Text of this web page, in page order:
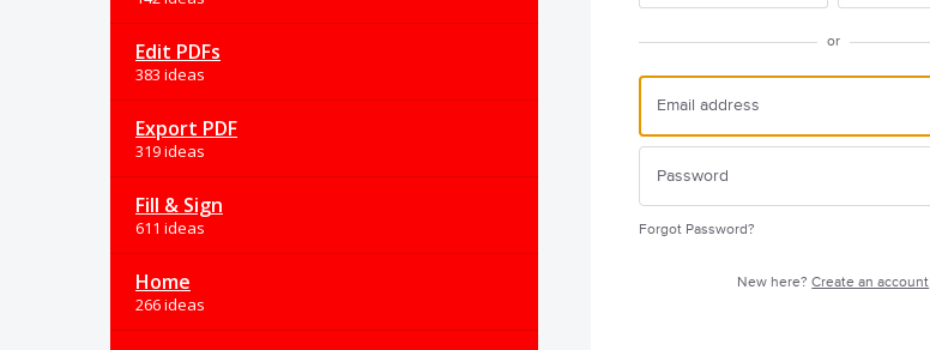
Edit PDFs
383 ideas
Export PDF
319 ideas
Fill & Sign
611 ideas
Home
266 ideas
or
Forgot Password?
New here?Create an account